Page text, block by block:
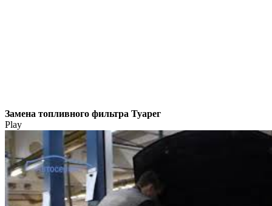
Замена топливного фильтра Туарег
Play